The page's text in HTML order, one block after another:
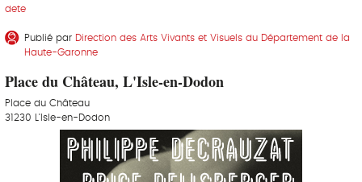
dete
Publié par Direction des Arts Vivants et Visuels du Département de la
Haute-Garonne
Place du Château, L'Isle-en-Dodon
Place du Château
31230 L'Isle-en-Dodon